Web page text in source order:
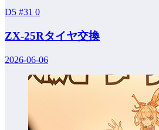
D5 #31 0
ZX-25Rタイヤ交換
2026-06-06